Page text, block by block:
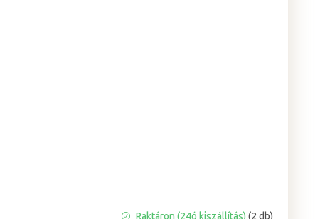
Raktáron (24ó kiszállítás) (2 db)